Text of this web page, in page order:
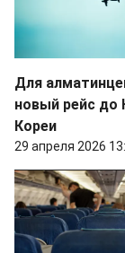
Для
новый рейс
Кореи
29 апреля 2026